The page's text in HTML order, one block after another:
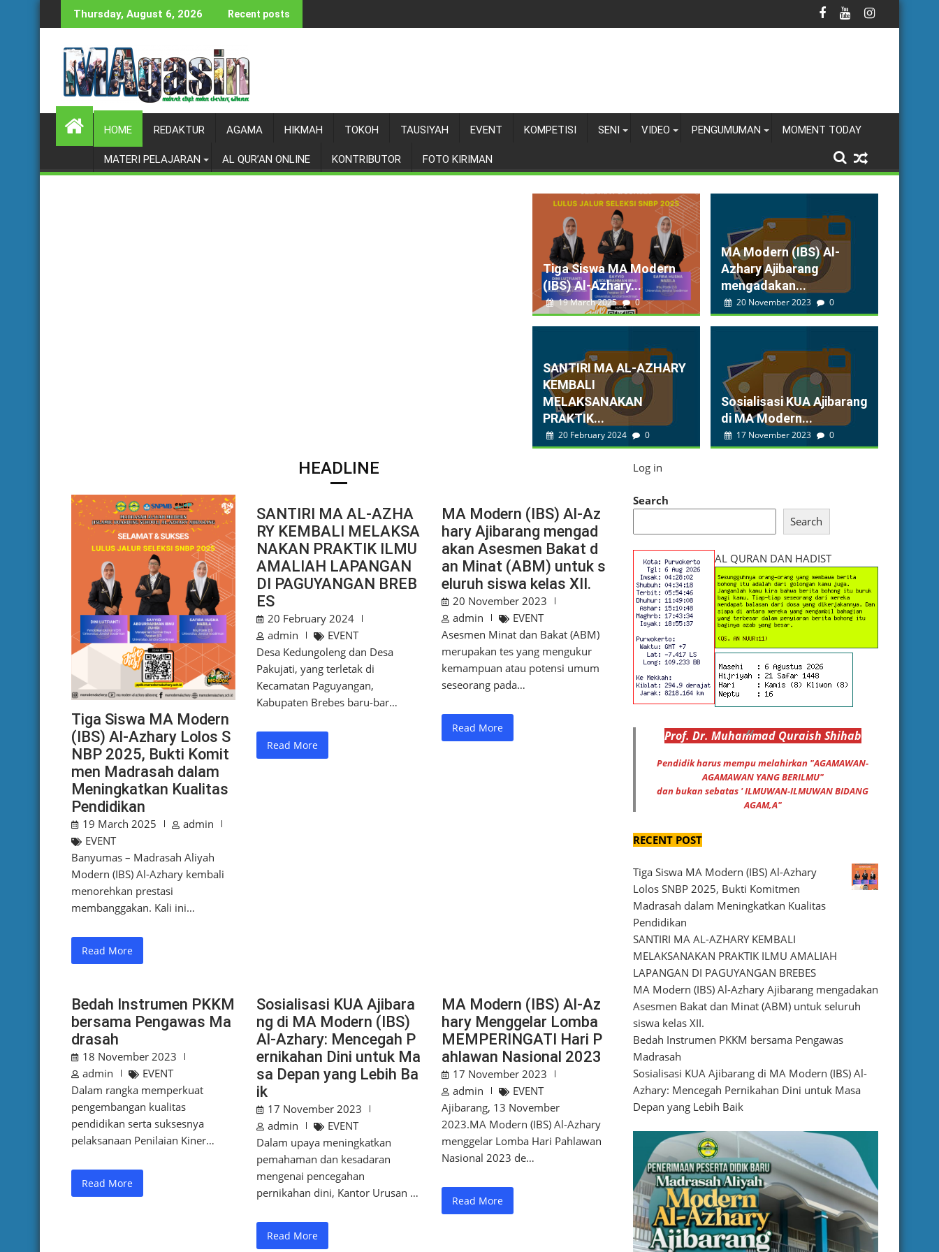
to
Thursday, August 6, 2026 Recent posts
HOME REDAKTUR AGAMA HIKMAH TOKOH TAUSIYAH EVENT KOMPETISI SENI VIDEO PENGUMUMAN MOMENT TODAY
MATERI PELAJARAN AL QUR’AN ONLINE KONTRIBUTOR FOTO KIRIMAN
Tiga Siswa MA Modern
(IBS) Al-Azhary...
19 March 2025 0
SANTIRI MA AL-AZHARY
KEMBALI
MELAKSANAKAN
PRAKTIK...
20 February 2024 0
MA Modern (IBS) Al-
Azhary Ajibarang
mengadakan...
20 November 2023 0
Sosialisasi KUA Ajibarang
di MA Modern...
17 November 2023 0
HEADLINE
Tiga Siswa MA Modern
(IBS) Al-Azhary Lolos S
NBP 2025, Bukti Komit
men Madrasah dalam
Meningkatkan Kualitas
Pendidikan
19 March 2025
admin
EVENT
Banyumas – Madrasah Aliyah
Modern (IBS) Al-Azhary kembali
menorehkan prestasi
membanggakan. Kali ini…
Read More
SANTIRI MA AL-AZHA
RY KEMBALI MELAKSA
NAKAN PRAKTIK ILMU
AMALIAH LAPANGAN
DI PAGUYANGAN BREB
ES
20 February 2024
admin
EVENT
Desa Kedungoleng dan Desa
Pakujati, yang terletak di
Kecamatan Paguyangan,
Kabupaten Brebes baru-bar…
Read More
MA Modern (IBS) Al-Az
hary Ajibarang mengad
akan Asesmen Bakat d
an Minat (ABM) untuk s
eluruh siswa kelas XII.
20 November 2023
admin
EVENT
Asesmen Minat dan Bakat (ABM)
merupakan tes yang mengukur
kemampuan atau potensi umum
seseorang pada…
Read More
Bedah Instrumen PKKM
bersama Pengawas Ma
drasah
18 November 2023
admin
EVENT
Dalam rangka memperkuat
pengembangan kualitas
pendidikan serta suksesnya
pelaksanaan Penilaian Kiner…
Read More
Sosialisasi KUA Ajibara
ng di MA Modern (IBS)
Al-Azhary: Mencegah P
ernikahan Dini untuk Ma
sa Depan yang Lebih Ba
ik
17 November 2023
admin
EVENT
Dalam upaya meningkatkan
pemahaman dan kesadaran
mengenai pencegahan
pernikahan dini, Kantor Urusan …
Read More
MA Modern (IBS) Al-Az
hary Menggelar Lomba
MEMPERINGATI Hari P
ahlawan Nasional 2023
17 November 2023
admin
EVENT
Ajibarang, 13 November
2023.MA Modern (IBS) Al-Azhary
menggelar Lomba Hari Pahlawan
Nasional 2023 de…
Read More
Log in
Search
Search
AL QURAN DAN HADIST
Prof. Dr. Muhammad Quraish Shihab
Pendidik harus mempu melahirkan "AGAMAWAN-
AGAMAWAN YANG BERILMU"
dan bukan sebatas ' ILMUWAN-ILMUWAN BIDANG
AGAM,A"
RECENT POST
Tiga Siswa MA Modern (IBS) Al-Azhary
Lolos SNBP 2025, Bukti Komitmen
Madrasah dalam Meningkatkan Kualitas
Pendidikan
SANTIRI MA AL-AZHARY KEMBALI
MELAKSANAKAN PRAKTIK ILMU AMALIAH
LAPANGAN DI PAGUYANGAN BREBES
MA Modern (IBS) Al-Azhary Ajibarang mengadakan
Asesmen Bakat dan Minat (ABM) untuk seluruh
siswa kelas XII.
Bedah Instrumen PKKM bersama Pengawas
Madrasah
Sosialisasi KUA Ajibarang di MA Modern (IBS) Al-
Azhary: Mencegah Pernikahan Dini untuk Masa
Depan yang Lebih Baik